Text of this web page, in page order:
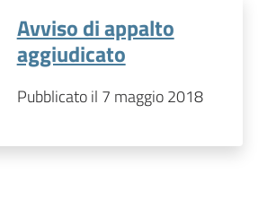
Avviso di appalto
aggiudicato
Pubblicato il 7 maggio 2018